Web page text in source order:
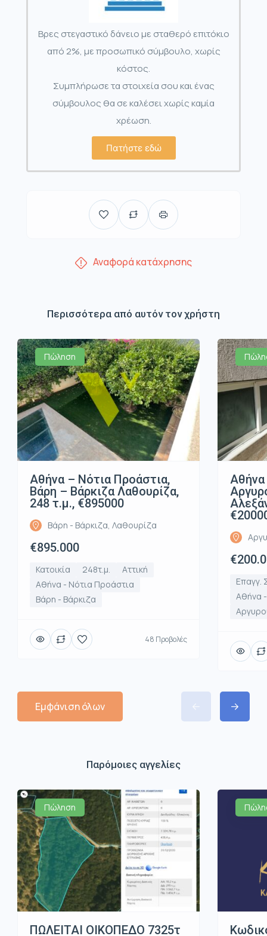
Βρες στεγαστικό δάνειο με σταθερό επιτόκιο
από 2%, με προσωπικό σύμβουλο, χωρίς
κόστος.
Συμπλήρωσε τα στοιχεία σου και ένας
σύμβουλος θα σε καλέσει χωρίς καμία
χρέωση.
Πατήστε εδώ
Αναφορά κατάχρησης
Περισσότερα από αυτόν τον χρήστη
Πώληση
Αθήνα – Νότια Προάστια,
Βάρη – Βάρκιζα Λαθουρίζα,
248 τ.μ., €895000
Βάρη - Βάρκιζα, Λαθουρίζα
€895.000
Κατοικία 248τ.μ.
Αττική
Αθήνα - Νότια Προάστια
Βάρη - Βάρκιζα
48 Προβολές
Αθήνα
Επαγγ.
Αθήνα
Εμφάνιση όλων
Παρόμοιες αγγελίες
Πώληση
ΠΩΛΕΙΤΑΙ ΟΙΚΟΠΕΔΟ 7325τ